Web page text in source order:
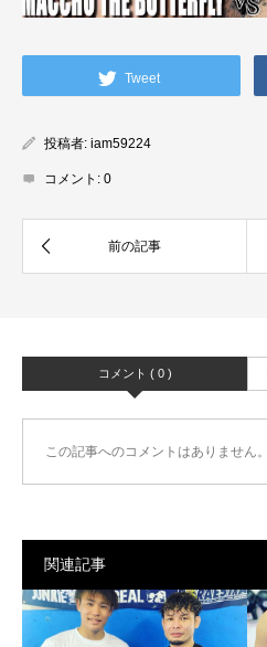
Tweet
投稿者: iam59224
コメント: 0
コメント ( 0 )
この記事へのコメントはありません。
関連記事